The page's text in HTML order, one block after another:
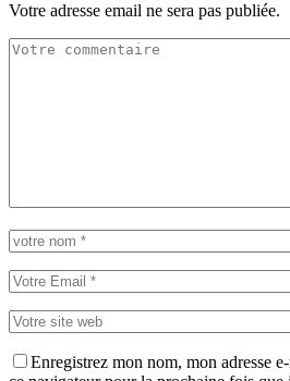
Votre adresse email ne sera pas publiée.
Enregistrez mon nom, mon adresse